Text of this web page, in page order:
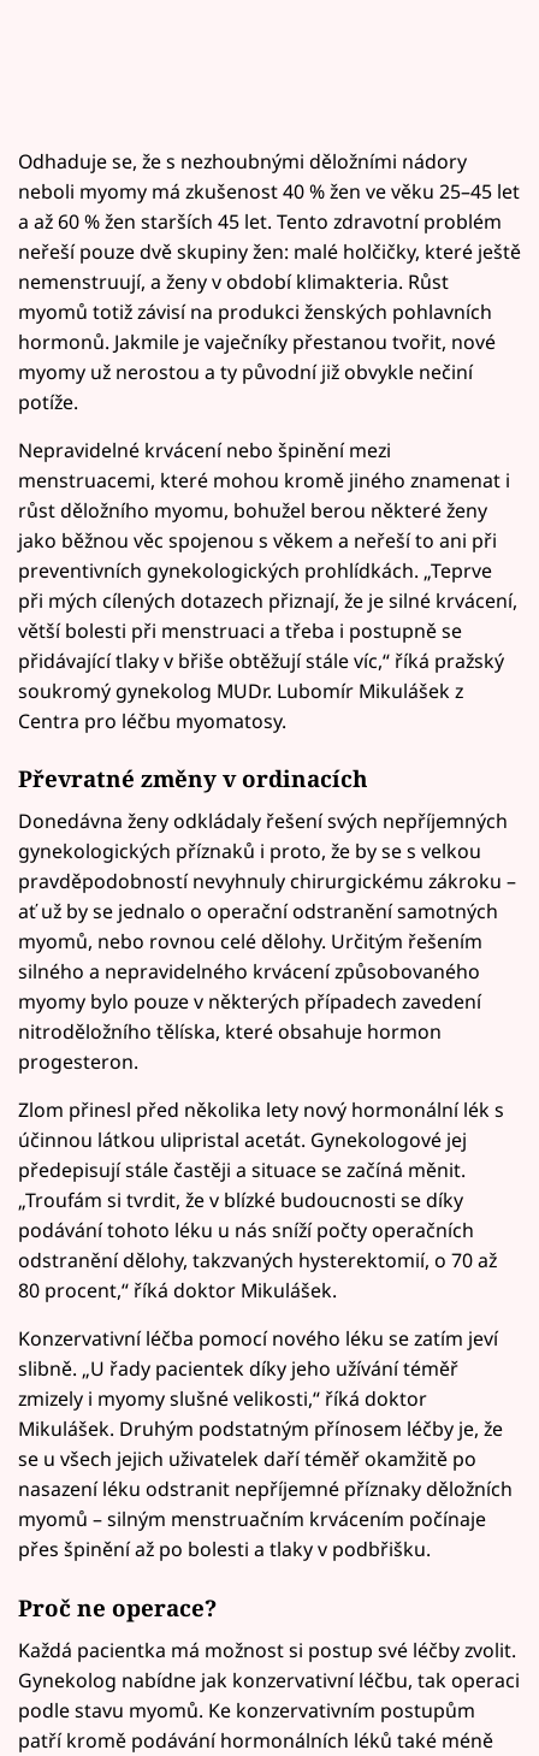
Odhaduje se, že s nezhoubnými děložními nádory
neboli myomy má zkušenost 40 % žen ve věku 25–45 let
a až 60 % žen starších 45 let. Tento zdravotní problém
neřeší pouze dvě skupiny žen: malé holčičky, které ještě
nemenstruují, a ženy v období klimakteria. Růst
myomů totiž závisí na produkci ženských pohlavních
hormonů. Jakmile je vaječníky přestanou tvořit, nové
myomy už nerostou a ty původní již obvykle nečiní
potíže.
Nepravidelné krvácení nebo špinění mezi
menstruacemi, které mohou kromě jiného znamenat i
růst děložního myomu, bohužel berou některé ženy
jako běžnou věc spojenou s věkem a neřeší to ani při
preventivních gynekologických prohlídkách. „Teprve
při mých cílených dotazech přiznají, že je silné krvácení,
větší bolesti při menstruaci a třeba i postupně se
přidávající tlaky v břiše obtěžují stále víc,“ říká pražský
soukromý gynekolog MUDr. Lubomír Mikulášek z
Centra pro léčbu myomatosy.
Převratné změny v ordinacích
Donedávna ženy odkládaly řešení svých nepříjemných
gynekologických příznaků i proto, že by se s velkou
pravděpodobností nevyhnuly chirurgickému zákroku –
ať už by se jednalo o operační odstranění samotných
myomů, nebo rovnou celé dělohy. Určitým řešením
silného a nepravidelného krvácení způsobovaného
myomy bylo pouze v některých případech zavedení
nitroděložního tělíska, které obsahuje hormon
progesteron.
Zlom přinesl před několika lety nový hormonální lék s
účinnou látkou ulipristal acetát. Gynekologové jej
předepisují stále častěji a situace se začíná měnit.
„Troufám si tvrdit, že v blízké budoucnosti se díky
podávání tohoto léku u nás sníží počty operačních
odstranění dělohy, takzvaných hysterektomií, o 70 až
80 procent,“ říká doktor Mikulášek.
Konzervativní léčba pomocí nového léku se zatím jeví
slibně. „U řady pacientek díky jeho užívání téměř
zmizely i myomy slušné velikosti,“ říká doktor
Mikulášek. Druhým podstatným přínosem léčby je, že
se u všech jejich uživatelek daří téměř okamžitě po
nasazení léku odstranit nepříjemné příznaky děložních
myomů – silným menstruačním krvácením počínaje
přes špinění až po bolesti a tlaky v podbřišku.
Proč ne operace?
Každá pacientka má možnost si postup své léčby zvolit.
Gynekolog nabídne jak konzervativní léčbu, tak operaci
podle stavu myomů. Ke konzervativním postupům
patří kromě podávání hormonálních léků také méně